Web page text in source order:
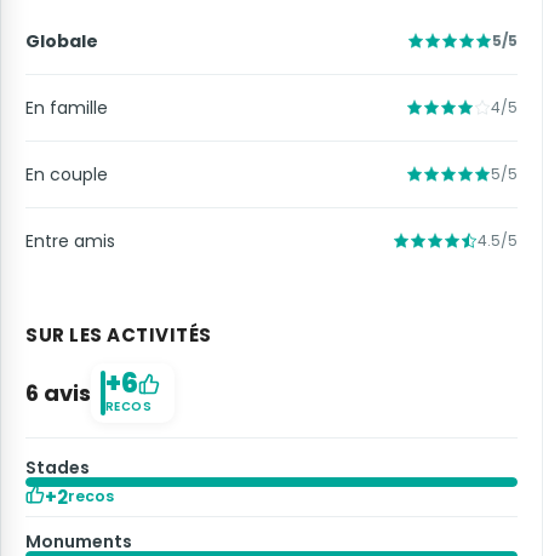
Globale 5/5
En famille 4/5
En couple 5/5
Entre amis 4.5/5
SUR LES ACTIVITÉS
6 avis +6
RECOS
Stades
+2recos
Monuments